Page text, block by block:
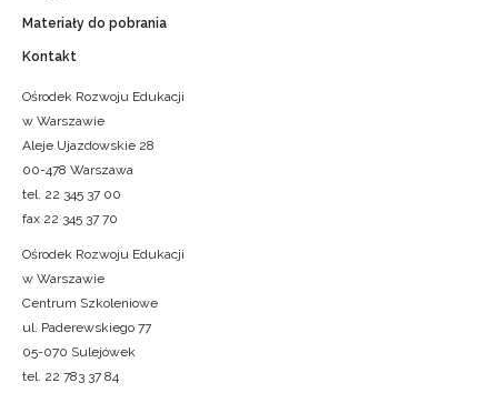
Materiały do pobrania
Kontakt
Ośrodek Rozwoju Edukacji
w Warszawie
Aleje Ujazdowskie 28
00-478 Warszawa
tel. 22 345 37 00
fax 22 345 37 70
Ośrodek Rozwoju Edukacji
w Warszawie
Centrum Szkoleniowe
ul. Paderewskiego 77
05-070 Sulejówek
tel. 22 783 37 84